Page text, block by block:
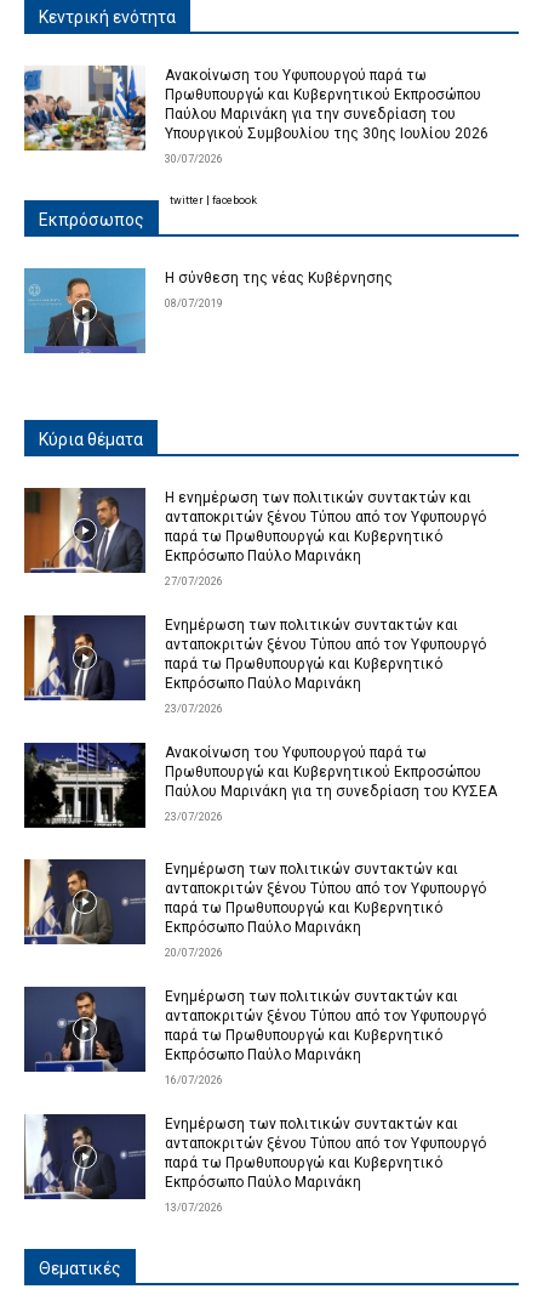
Κεντρική ενότητα
Ανακοίνωση του Υφυπουργού παρά τω
Πρωθυπουργώ και Κυβερνητικού Εκπροσώπου
Παύλου Μαρινάκη για την συνεδρίαση του
Υπουργικού Συμβουλίου της 30ης Ιουλίου 2026
30/07/2026
Εκπρόσωπος
Η σύνθεση της νέας Κυβέρνησης
08/07/2019
twitter facebook
Κύρια θέματα
Η ενημέρωση των πολιτικών συντακτών και
ανταποκριτών ξένου Τύπου από τον Υφυπουργό
παρά τω Πρωθυπουργώ και Κυβερνητικό
Εκπρόσωπο Παύλο Μαρινάκη
27/07/2026
Ενημέρωση των πολιτικών συντακτών και
ανταποκριτών ξένου Τύπου από τον Υφυπουργό
παρά τω Πρωθυπουργώ και Κυβερνητικό
Εκπρόσωπο Παύλο Μαρινάκη
23/07/2026
Ανακοίνωση του Υφυπουργού παρά τω
Πρωθυπουργώ και Κυβερνητικού Εκπροσώπου
Παύλου Μαρινάκη για τη συνεδρίαση του ΚΥΣΕΑ
23/07/2026
Ενημέρωση των πολιτικών συντακτών και
ανταποκριτών ξένου Τύπου από τον Υφυπουργό
παρά τω Πρωθυπουργώ και Κυβερνητικό
Εκπρόσωπο Παύλο Μαρινάκη
20/07/2026
Ενημέρωση των πολιτικών συντακτών και
ανταποκριτών ξένου Τύπου από τον Υφυπουργό
παρά τω Πρωθυπουργώ και Κυβερνητικό
Εκπρόσωπο Παύλο Μαρινάκη
16/07/2026
Ενημέρωση των πολιτικών συντακτών και
ανταποκριτών ξένου Τύπου από τον Υφυπουργό
παρά τω Πρωθυπουργώ και Κυβερνητικό
Εκπρόσωπο Παύλο Μαρινάκη
13/07/2026
Θεματικές